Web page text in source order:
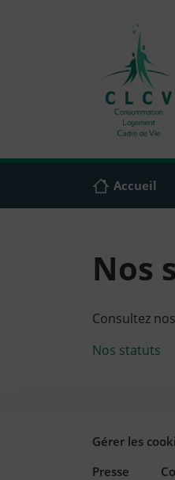
Accueil
Nos
Consultez
Nos statuts
Gérer les
Presse